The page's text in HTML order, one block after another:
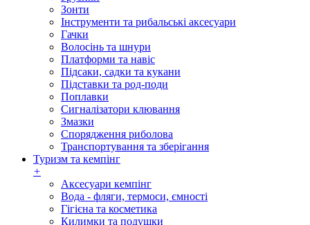
Зонти
Інструменти та рибальські аксесуари
Гачки
Волосінь та шнури
Платформи та навіс
Підсаки, садки та кукани
Підставки та род-поди
Поплавки
Сигналізатори клювання
Змазки
Спорядження риболова
Транспортування та зберігання
Туризм та кемпінг
+
Аксесуари кемпінг
Вода - фляги, термоси, ємності
Гігієна та косметика
Килимки та подушки